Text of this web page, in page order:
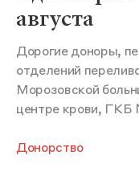
августа
Дорогие доноры,
отделений
Морозовской
центре крови,
Донорство